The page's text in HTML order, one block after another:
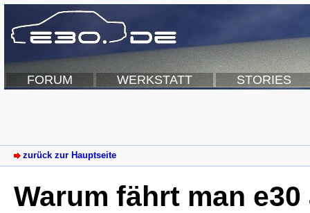
FORUM WERKSTATT STORIES
zurück zur Hauptseite
Warum fährt man